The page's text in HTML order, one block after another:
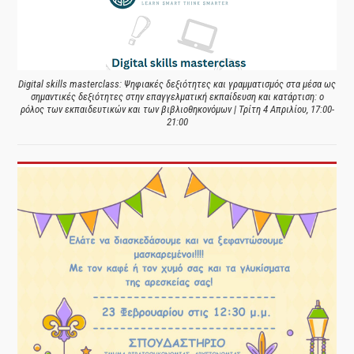
Digital skills masterclass: Ψηφιακές δεξιότητες και γραμματισμός στα μέσα ως
σημαντικές δεξιότητες στην επαγγελματική εκπαίδευση και κατάρτιση: ο
ρόλος των εκπαιδευτικών και των βιβλιοθηκονόμων | Τρίτη 4 Απριλίου, 17:00-
21:00